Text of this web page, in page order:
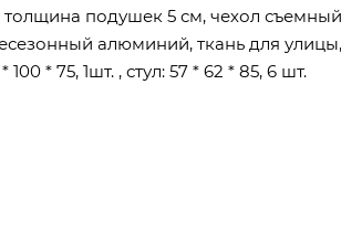
подушек 5 см, чехол
алюминий, ткань для
* 75, 1шт. , стул: 57 * 62 * 85, 6 шт.